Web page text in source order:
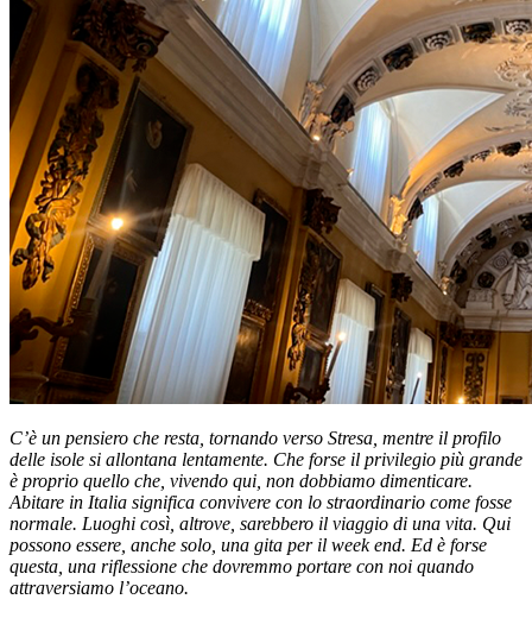
C’è un pensiero che resta, tornando verso Stresa, mentre il profilo
delle isole si allontana lentamente. Che forse il privilegio più grande
è proprio quello che, vivendo qui, non dobbiamo dimenticare.
Abitare in Italia significa convivere con lo straordinario come fosse
normale. Luoghi così, altrove, sarebbero il viaggio di una vita. Qui
possono essere, anche solo, una gita per il week end. Ed è forse
questa, una riflessione che dovremmo portare con noi quando
attraversiamo l’oceano.